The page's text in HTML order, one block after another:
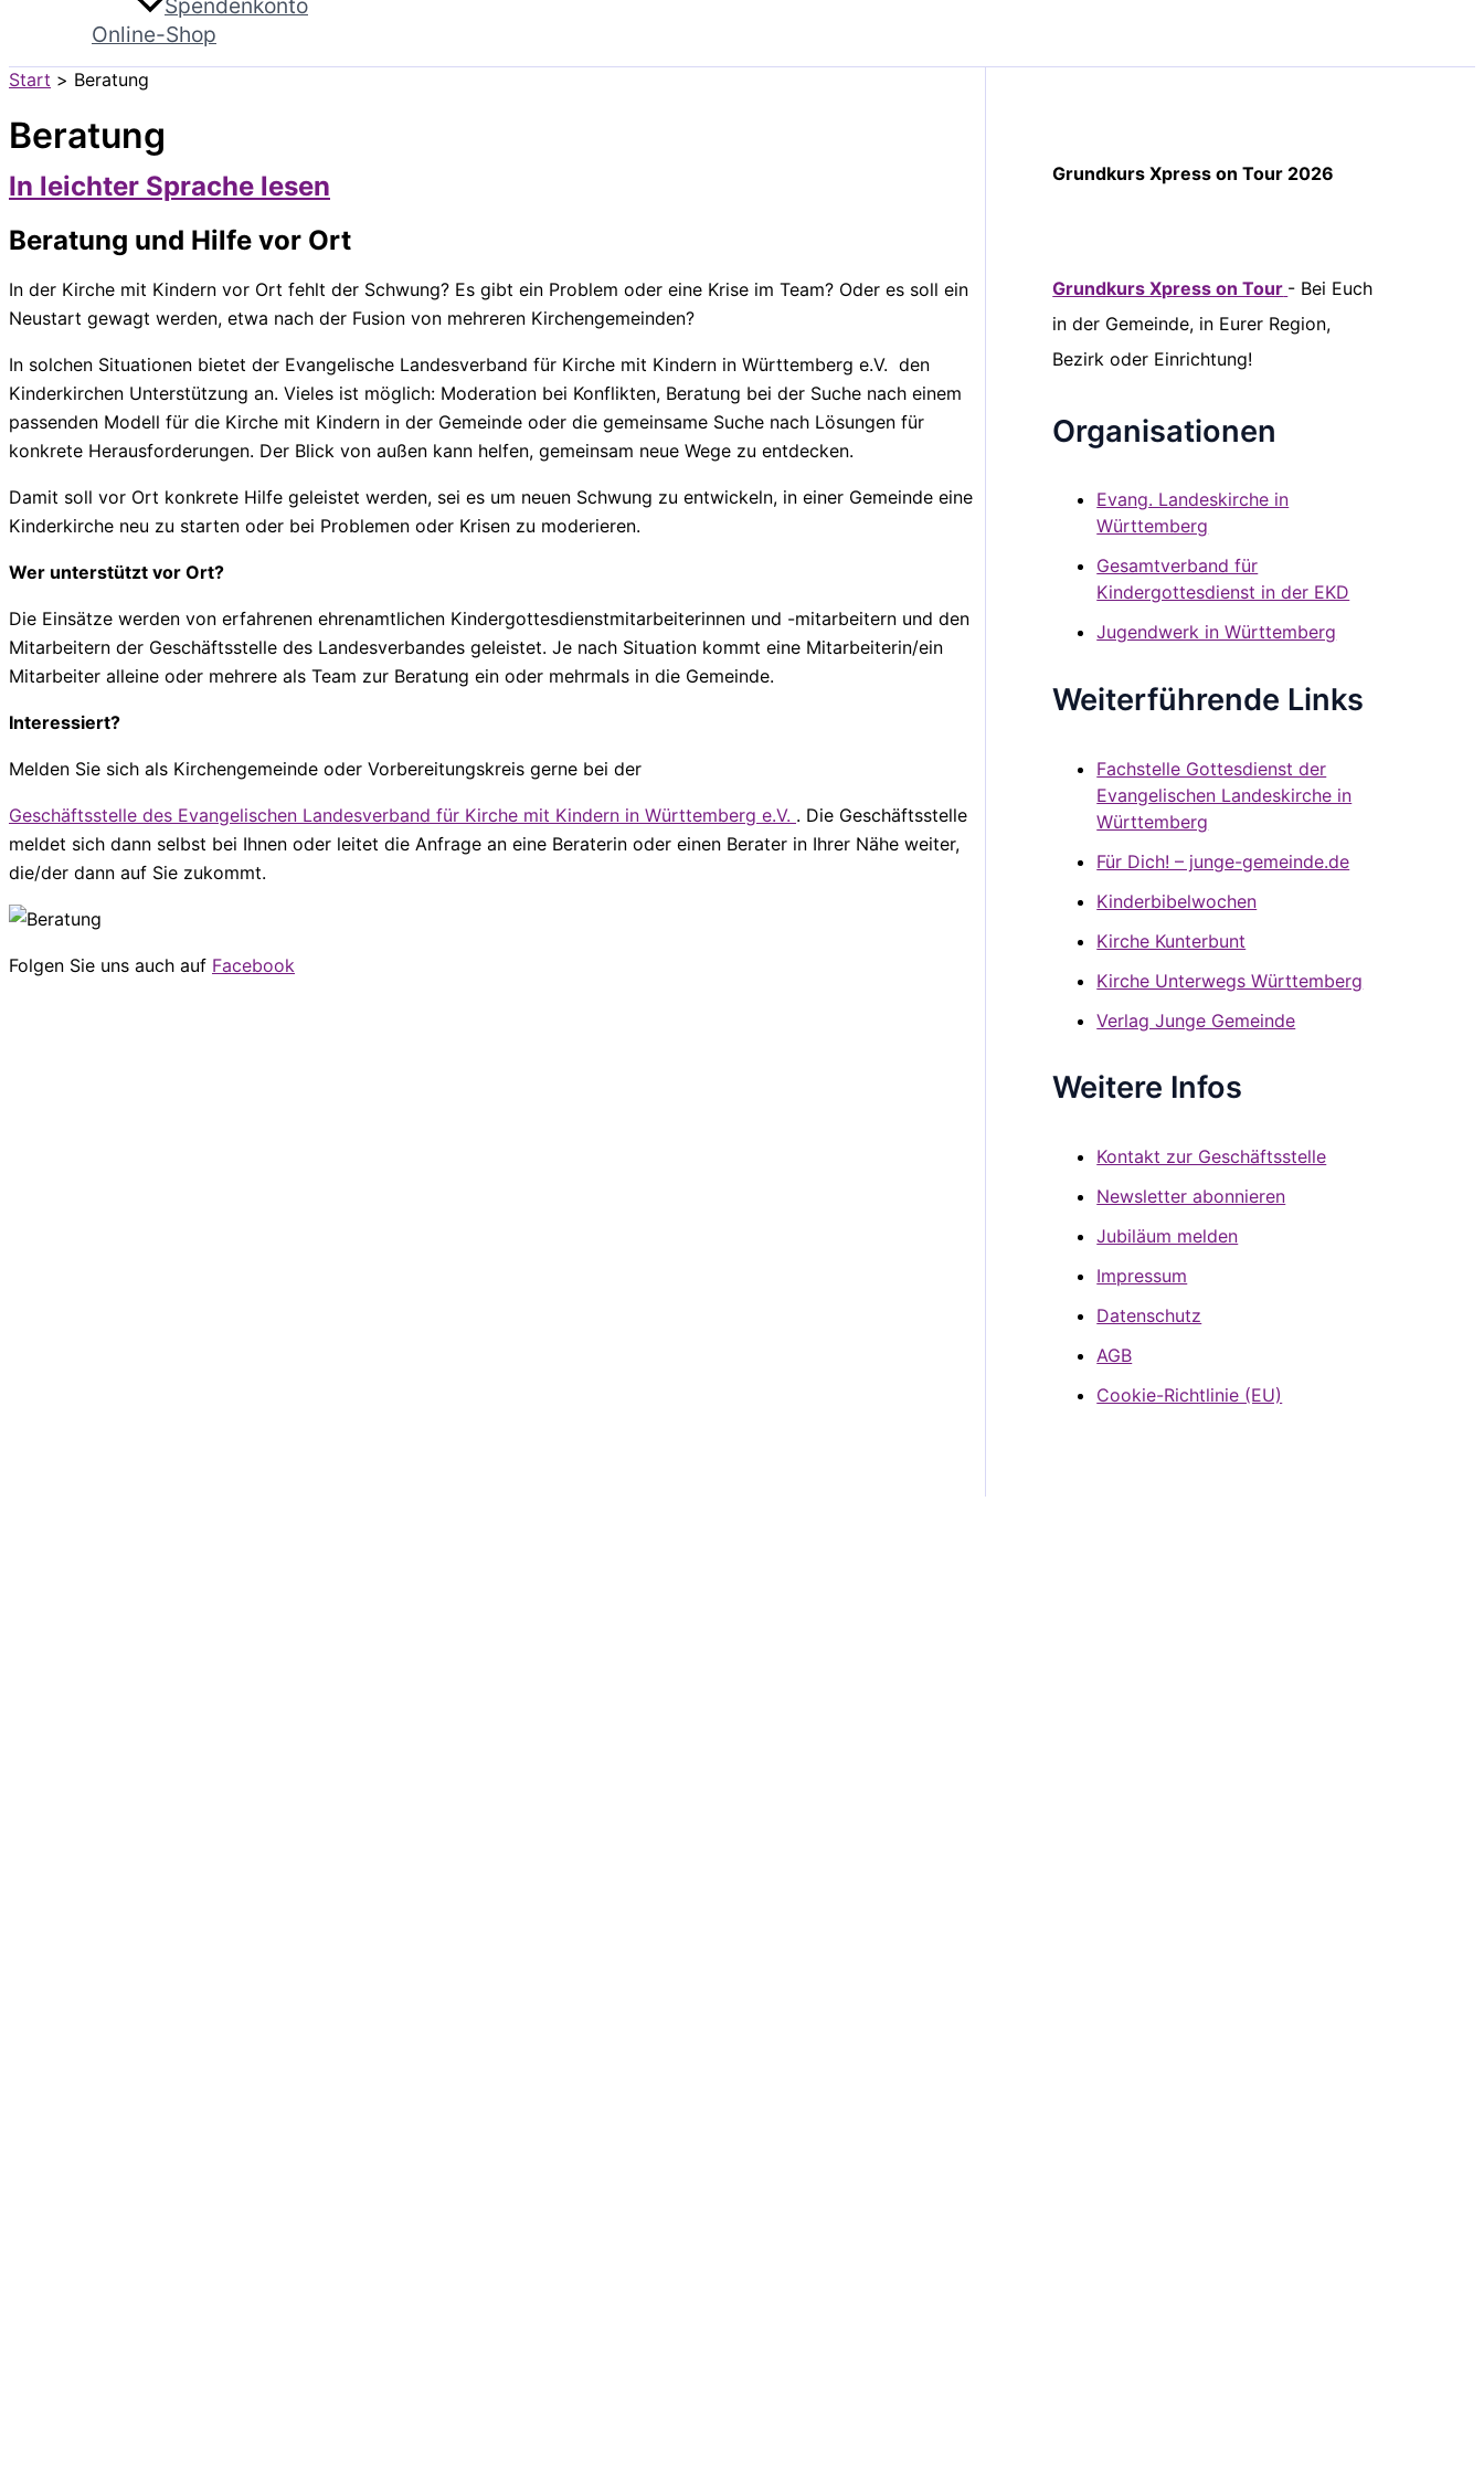
Spendenkonto
Online-Shop
Start Beratung
Beratung
In leichter Sprache lesen
Beratung und Hilfe vor Ort
In der Kirche mit Kindern vor Ort fehlt der Schwung? Es gibt ein Problem oder eine Krise im Team? Oder es soll ein
Neustart gewagt werden, etwa nach der Fusion von mehreren Kirchengemeinden?
In solchen Situationen bietet der Evangelische Landesverband für Kirche mit Kindern in Württemberg e.V. den
Kinderkirchen Unterstützung an. Vieles ist möglich: Moderation bei Konflikten, Beratung bei der Suche nach einem
passenden Modell für die Kirche mit Kindern in der Gemeinde oder die gemeinsame Suche nach Lösungen für
konkrete Herausforderungen. Der Blick von außen kann helfen, gemeinsam neue Wege zu entdecken.
Damit soll vor Ort konkrete Hilfe geleistet werden, sei es um neuen Schwung zu entwickeln, in einer Gemeinde eine
Kinderkirche neu zu starten oder bei Problemen oder Krisen zu moderieren.
Wer unterstützt vor Ort?
Die Einsätze werden von erfahrenen ehrenamtlichen Kindergottesdienstmitarbeiterinnen und -mitarbeitern und den
Mitarbeitern der Geschäftsstelle des Landesverbandes geleistet. Je nach Situation kommt eine Mitarbeiterin/ein
Mitarbeiter alleine oder mehrere als Team zur Beratung ein oder mehrmals in die Gemeinde.
Interessiert?
Melden Sie sich als Kirchengemeinde oder Vorbereitungskreis gerne bei der
Geschäftsstelle des Evangelischen Landesverband für Kirche mit Kindern in Württemberg e.V. . Die Geschäftsstelle
meldet sich dann selbst bei Ihnen oder leitet die Anfrage an eine Beraterin oder einen Berater in Ihrer Nähe weiter,
die/der dann auf Sie zukommt.
Folgen Sie uns auch auf Facebook
Grundkurs Xpress on Tour 2026
Grundkurs Xpress on Tour - Bei Euch
in der Gemeinde, in Eurer Region,
Bezirk oder Einrichtung!
Organisationen
Evang. Landeskirche in
Württemberg
Gesamtverband für
Kindergottesdienst in der EKD
Jugendwerk in Württemberg
Weiterführende Links
Fachstelle Gottesdienst der
Evangelischen Landeskirche in
Württemberg
Für Dich! – junge-gemeinde.de
Kinderbibelwochen
Kirche Kunterbunt
Kirche Unterwegs Württemberg
Verlag Junge Gemeinde
Weitere Infos
Kontakt zur Geschäftsstelle
Newsletter abonnieren
Jubiläum melden
Impressum
Datenschutz
AGB
Cookie-Richtlinie (EU)